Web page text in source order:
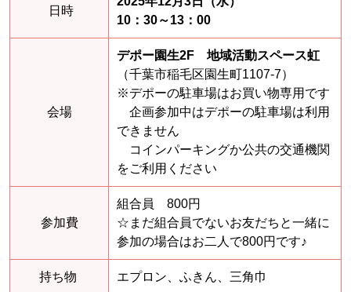
日時
10：30～13：00
会場
デポー園生2F 地域活動スペース虹
（千葉市稲毛区園生町1107-7）
※デポーの駐車場はお買い物専用です
企画参加中はデポーの駐車場は利用
できません
コインパーキングか公共の交通機関
をご利用ください
参加費
組合員 800円
☆まだ組合員でないお友だちと一緒に
参加の場合はお二人で800円です♪
持ち物 エプロン、ふきん、三角巾